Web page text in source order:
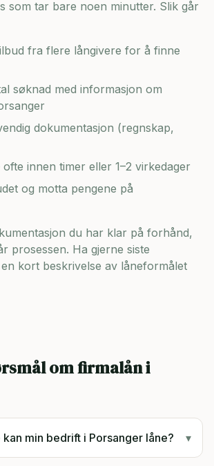
som tar bare noen minutter. Slik går
fra flere långivere for å finne
søknad med informasjon om
dokumentasjon (regnskap,
innen timer eller 1–2 virkedager
og motta pengene på
du har klar på forhånd,
prosessen. Ha gjerne siste
kort beskrivelse av låneformålet
om firmalån i
kan min bedrift i Porsanger låne? ▾